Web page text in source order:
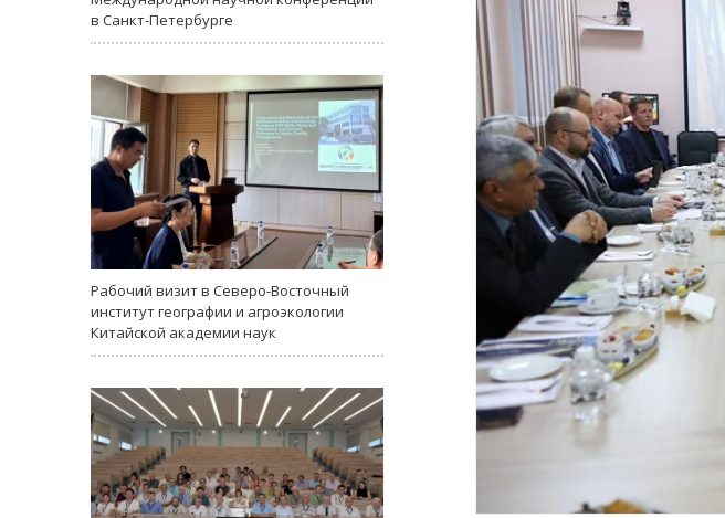
в Санкт-Петербурге
Рабочий визит в Северо-Восточный
институт географии и агроэкологии
Китайской академии наук